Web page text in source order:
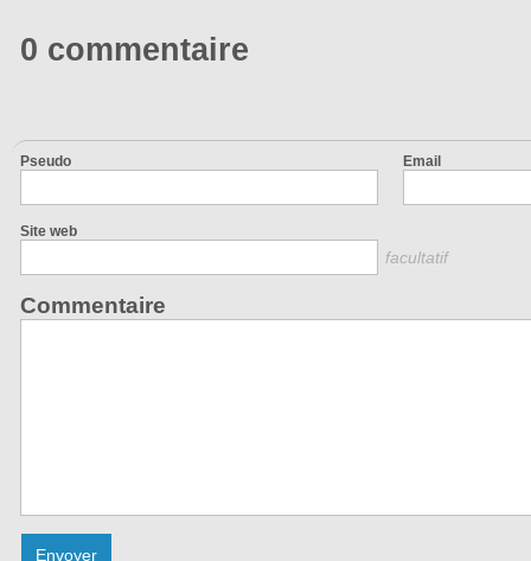
0 commentaire
Pseudo Email
Site web
facultatif
Commentaire